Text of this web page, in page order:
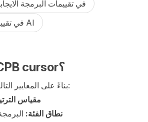
# 7 في تقييمات البرمجة
# 53 في تقييمات العالمية AI
كيف يُرتب AICPB cursor؟
يتم تصنيف cursor بناءً على المعايير التالية:
مقياس
نطاق الفئة: